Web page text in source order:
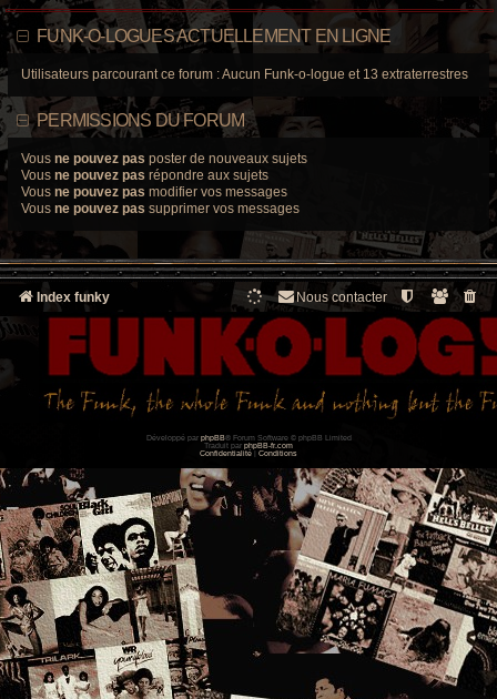
FUNK-O-LOGUES ACTUELLEMENT EN LIGNE
Utilisateurs parcourant ce forum : Aucun Funk-o-logue et 13 extraterrestres
PERMISSIONS DU FORUM
Vous ne pouvez pas poster de nouveaux sujets
Vous ne pouvez pas répondre aux sujets
Vous ne pouvez pas modifier vos messages
Vous ne pouvez pas supprimer vos messages
Index funky Nous contacter
Développé par phpBB® Forum Software © phpBB Limited
Traduit par phpBB-fr.com
Confidentialité
Conditions